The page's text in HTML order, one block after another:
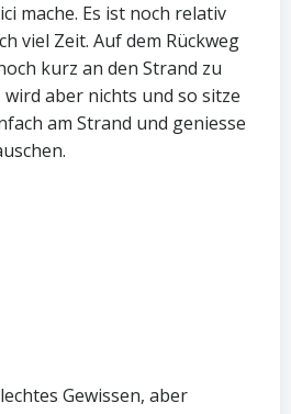
mache. Es ist noch relativ
viel Zeit. Auf dem Rückweg
kurz an den Strand zu
aber nichts und so sitze
am Strand und geniesse
Gewissen, aber